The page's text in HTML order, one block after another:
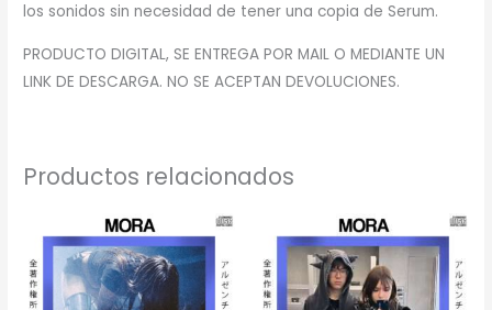
los sonidos sin necesidad de tener una copia de Serum.
PRODUCTO DIGITAL, SE ENTREGA POR MAIL O MEDIANTE UN
LINK DE DESCARGA. NO SE ACEPTAN DEVOLUCIONES.
Productos relacionados